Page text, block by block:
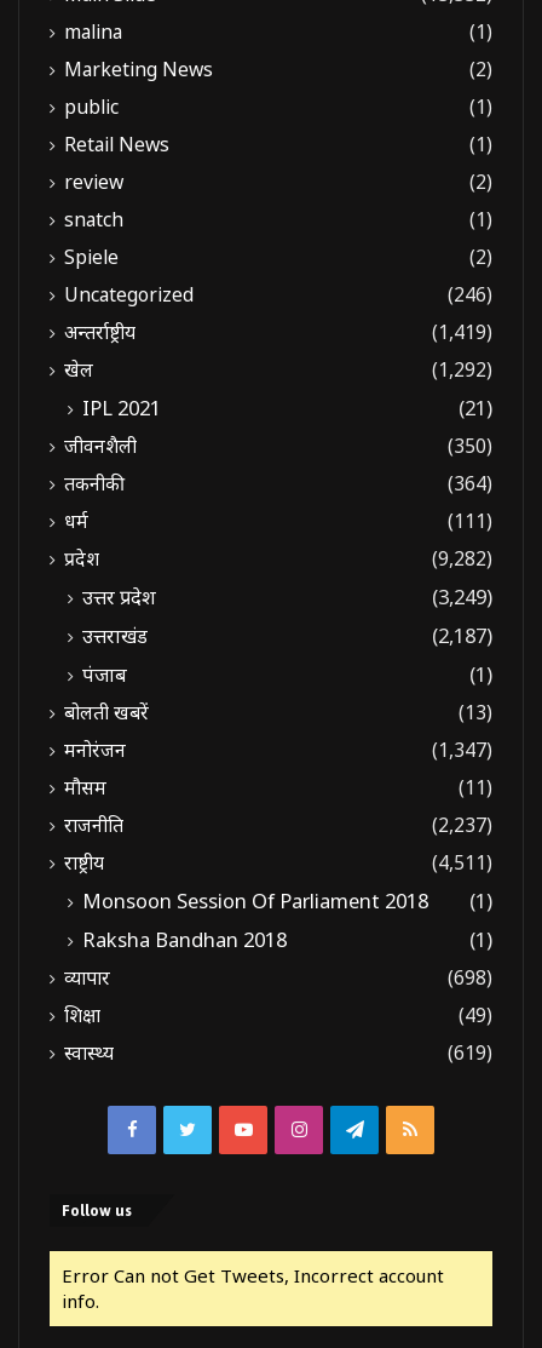
malina
(1)
Marketing News
(2)
public
(1)
Retail News
(1)
review
(2)
snatch
(1)
Spiele
(2)
Uncategorized
(246)
अन्तर्राष्ट्रीय
(1,419)
खेल
(1,292)
IPL 2021 (21)
जीवनशैली
(350)
तकनीकी
(364)
धर्म
(111)
प्रदेश
(9,282)
उत्तर प्रदेश
(3,249)
उत्तराखंड
(2,187)
पंजाब
(1)
बोलती खबरें
(13)
मनोरंजन
(1,347)
मौसम
(11)
राजनीति
(2,237)
राष्ट्रीय
(4,511)
Monsoon Session Of Parliament 2018
(1)
Raksha Bandhan 2018
(1)
व्यापार
(698)
शिक्षा
(49)
स्वास्थ्य
(619)
FacebookTwitterYouTubeInstagramTelegram
RSS
Follow us
Error Can not Get Tweets, Incorrect account
info.